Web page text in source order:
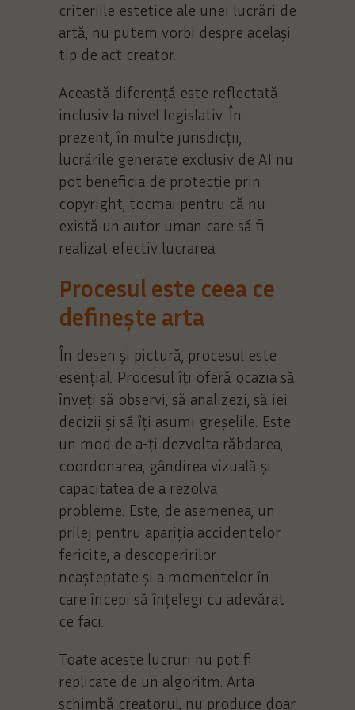
criteriile estetice ale unei lucrări de
artă, nu putem vorbi despre același
tip de act creator.
Această diferență este reflectată
inclusiv la nivel legislativ. În
prezent, în multe jurisdicții,
lucrările generate exclusiv de AI nu
pot beneficia de protecție prin
copyright, tocmai pentru că nu
există un autor uman care să fi
realizat efectiv lucrarea.
Procesul este ceea ce
definește arta
În desen și pictură, procesul este
esențial. Procesul îți oferă ocazia să
înveți să observi, să analizezi, să iei
decizii și să îți asumi greșelile. Este
un mod de a-ți dezvolta răbdarea,
coordonarea, gândirea vizuală și
capacitatea de a rezolva
probleme. Este, de asemenea, un
prilej pentru apariția accidentelor
fericite, a descoperirilor
neașteptate și a momentelor în
care începi să înțelegi cu adevărat
ce faci.
Toate aceste lucruri nu pot fi
replicate de un algoritm. Arta
schimbă creatorul, nu produce doar